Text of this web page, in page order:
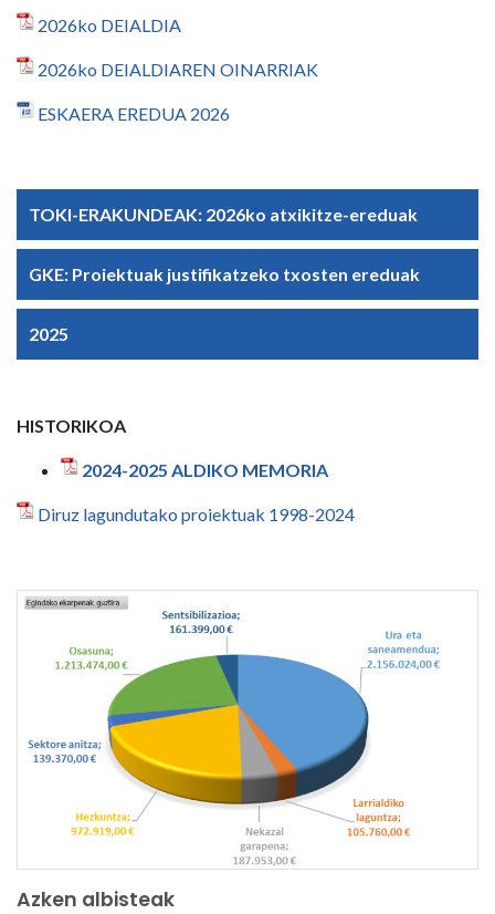
2026ko DEIALDIA
2026ko DEIALDIAREN OINARRIAK
ESKAERA EREDUA 2026
TOKI-ERAKUNDEAK: 2026ko atxikitze-ereduak
GKE: Proiektuak justifikatzeko txosten ereduak
2025
HISTORIKOA
2024-2025 ALDIKO MEMORIA
Diruz lagundutako proiektuak 1998-2024
Azken albisteak